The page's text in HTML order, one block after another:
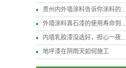
贵州内外墙涂料告诉你涂料的...
外墙涂料真石漆的使用寿命到...
内墙乳胶漆没选好，担心一夜...
地坪漆在阴雨天如何施工